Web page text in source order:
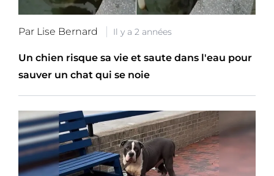
Par Lise Bernard Il y a 2 années
Un chien risque sa vie et saute dans l'eau pour
sauver un chat qui se noie